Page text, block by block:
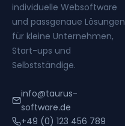
individuelle Websoftware
und passgenaue Lösungen
für kleine Unternehmen,
Start-ups und
Selbstständige.
info@taurus-
software.de
+49 (0) 123 456 789